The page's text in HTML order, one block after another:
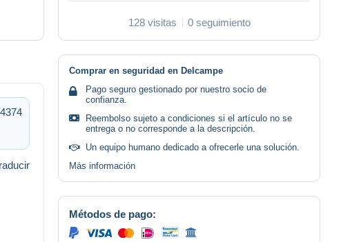
128 visitas 0 seguimiento
Comprar en seguridad en Delcampe
Pago seguro gestionado por nuestro socio de
confianza.
Reembolso sujeto a condiciones si el artículo no se
entrega o no corresponde a la descripción.
Un equipo humano dedicado a ofrecerle una solución.
Más información
Métodos de pago: